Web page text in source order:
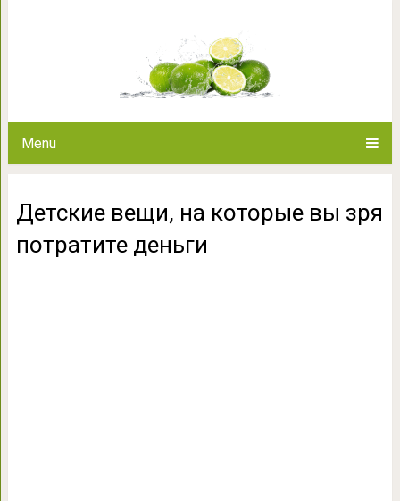
Menu
Детские вещи, на которые вы зря
потратите деньги